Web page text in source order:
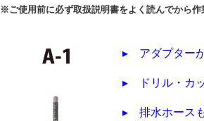
※ご使用前に必ず取扱説明書をよく読んでから作
▸ アダプター
▸ ドリル・カ
▸ 排水ホース